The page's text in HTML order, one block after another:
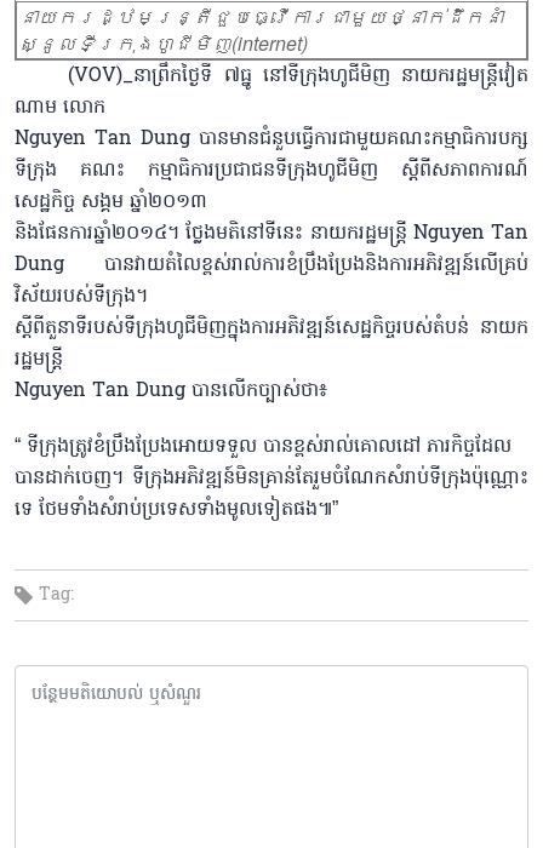
នាយករដ្ឋមន្ត្រីជួបធ្វើការជាមួយថ្នាក់ដឹកនាំ
ស្នូលទីក្រុងហូជីមិញ(internet)
(VOV)_នាព្រឹកថ្ងៃទី ៧ធ្នូ ​នៅទីក្រុងហូជីមិញ នាយករដ្ឋមន្ត្រីវៀត​
ណាម ​លោក
Nguyen Tan Dung បានមានជំនួបធ្វើការជាមួយ​គណះកម្មាធិការបក្ស
ទីក្រុង ​គណះ កម្មាធិការប្រជាជនទីក្រុងហូជីមិញ ​ស្ដីពី​សភាព​ការណ៍
សេដ្ឋកិច្ច សង្គម ឆ្នាំ២០១៣
និងផែនការឆ្នាំ​២០១៤។ ​ថ្លែងម​តិ​នៅទីនេះ នាយករដ្ឋមន្ត្រី Nguyen Tan
Dung បានវាយតំលៃខ្ពស់រាល់ការ​ខំប្រឹងប្រែងនិងការអភិវឌ្ឍន៍លើគ្រប់
វិស័យរបស់ទីក្រុង។
ស្ដីពីតួនាទីរបស់​ទីក្រុងហូជីមិញក្នុងការអភិវឌ្ឍន៍សេដ្ឋកិច្ចរបស់តំបន់ នាយក
រដ្ឋមន្ត្រី ​
Nguyen Tan Dung បានលើកច្បាស់ថា៖
“ ទីក្រុងត្រូវខំប្រឹងប្រែងអោយទទួល បានខ្ពស់រាល់គោលដៅ ភារកិច្ច​ដែល
បានដាក់ចេញ។ ទីក្រុងអភិវឌ្ឍន៍មិនគ្រាន់តែរួមចំណែកសំរាប់​ទីក្រុងប៉ុណ្ណោះ
ទេ ថែមទាំងសំរាប់ប្រទេសទាំងមូលទៀតផង៕”
Tag: